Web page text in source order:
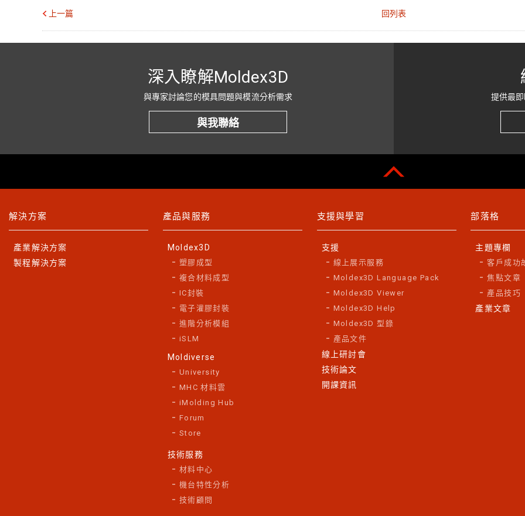
上一篇 回列表
深入瞭解Moldex3D
與專家討論您的模具問題與模流分析需求
與我聯絡
提供最
解決方案
產業解決方案
製程解決方案
產品與服務
Moldex3D
塑膠成型
複合材料成型
IC封裝
電子灌膠封裝
進階分析模組
iSLM
Moldiverse
University
MHC 材料雲
iMolding Hub
Forum
Store
技術服務
材料中心
機台特性分析
技術顧問
支援與學習
支援
線上展示服務
Moldex3D Language Pack
Moldex3D Viewer
Moldex3D Help
Moldex3D 型錄
產品文件
線上研討會
技術論文
開課資訊
部落格
主題專欄
客戶成功
焦點文章
產品技巧
產業文章